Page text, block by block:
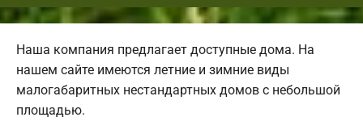
Наша компания предлагает доступные дома. На
нашем сайте имеются летние и зимние виды
малогабаритных нестандартных домов с небольшой
площадью.